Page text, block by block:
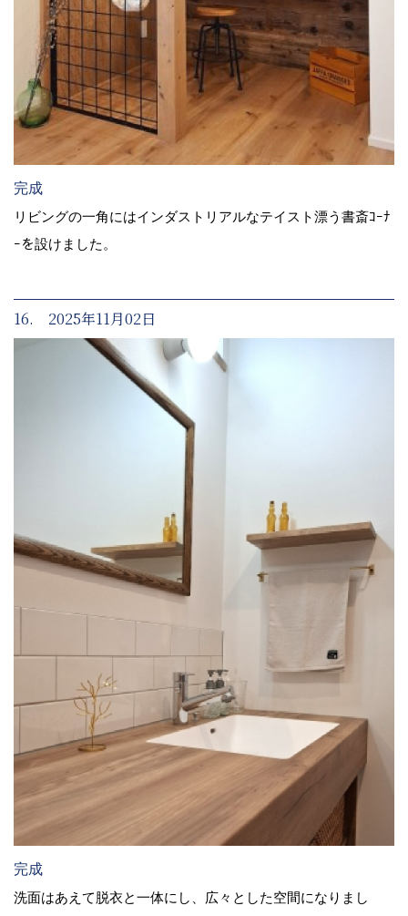
完成
リビングの一角にはインダストリアルなテイスト漂う書斎ｺｰﾅ
ｰを設けました。
16. 2025年11月02日
完成
洗面はあえて脱衣と一体にし、広々とした空間になりまし